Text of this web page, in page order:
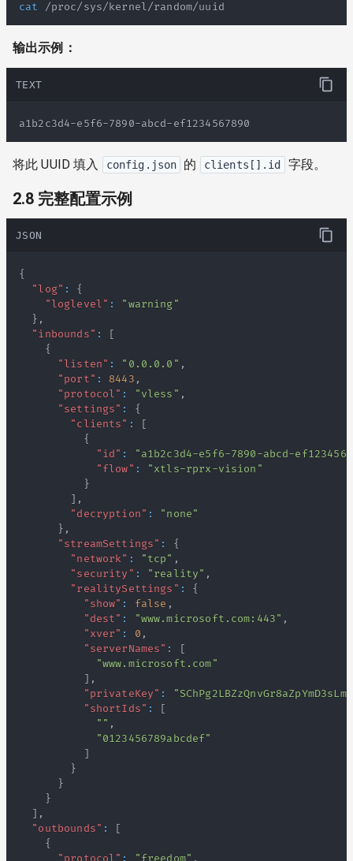
cat /proc/sys/kernel/random/uuid
输出示例：
TEXT
a1b2c3d4-e5f6-7890-abcd-ef1234567890
将此 UUID 填入 config.json 的 clients[].id 字段。
2.8 完整配置示例
JSON
{
"log" :
{
"loglevel" :
"warning"
} ,
"inbounds" :
[
{
"listen" : "0.0.0.0" ,
"port" : 8443 ,
"protocol" : "vless" ,
"settings" :
{
"clients" :
[
{
"id" :
"a1b2c3d4-e5f6-7890-abcd-
"flow" :
"xtls-rprx-vision"
}
] ,
"decryption" :
"none"
} ,
"streamSettings" :
{
"network" : "tcp" ,
"security" : "reality" ,
"realitySettings" :
{
"show" : false ,
"dest" : "www.microsoft.com:443" ,
"xver" : 0 ,
"serverNames" :
[
"www.microsoft.com"
] ,
"privateKey" :
"shortIds" :
[
"" ,
"0123456789abcdef"
]
}
}
}
] ,
"outbounds" :
[
{